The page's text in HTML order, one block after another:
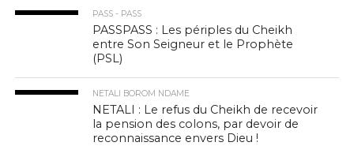
PASS - PASS
PASSPASS : Les périples du Cheikh
entre Son Seigneur et le Prophète
(PSL)
NETALI BOROM NDAME
NETALI : Le refus du Cheikh de recevoir
la pension des colons, par devoir de
reconnaissance envers Dieu !